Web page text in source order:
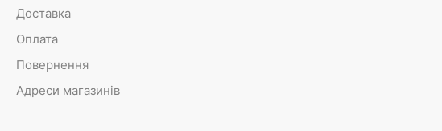
Доставка
Оплата
Повернення
Адреси магазинів